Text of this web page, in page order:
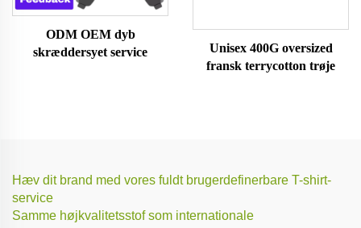
ODM OEM dyb
skræddersyet service
Unisex 400G oversized
fransk terrycotton trøje
Hæv dit brand med vores fuldt brugerdefinerbare T-shirt-
service
Samme højkvalitetsstof som internationale